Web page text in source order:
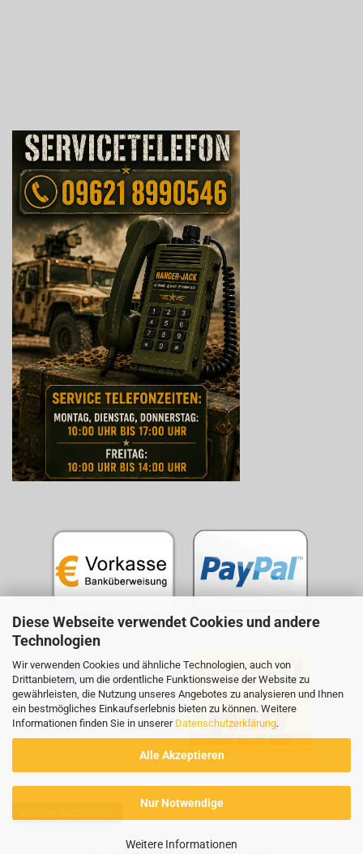
Diese Webseite verwendet Cookies und andere
Technologien
Wir verwenden Cookies und ähnliche Technologien, auch von
Drittanbietern, um die ordentliche Funktionsweise der Website zu
gewährleisten, die Nutzung unseres Angebotes zu analysieren und Ihnen
ein bestmögliches Einkaufserlebnis bieten zu können. Weitere
Informationen finden Sie in unserer Datenschutzerklärung.
Alle Akzeptieren
Nur Notwendige
Weitere Informationen